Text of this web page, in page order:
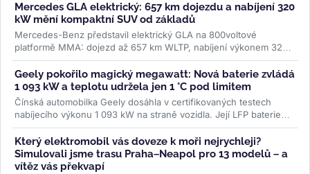
Mercedes GLA elektrický: 657 km dojezdu a nabíjení 320
kW mění kompaktní SUV od základů
Mercedes-Benz představil elektrický GLA na 800voltové
platformě MMA: dojezd až 657 km WLTP, nabíjení výkonem 320
kW a plnění na 80 % za 22...>>
Geely pokořilo magický megawatt: Nová baterie zvládá
1 093 kW a teplotu udržela jen 1 °C pod limitem
Čínská automobilka Geely dosáhla v certifikovaných testech
nabíjecího výkonu 1 093 kW na straně vozidla. Její LFP baterie
Aegis Gold Brick...>>
Který elektromobil vás doveze k moři nejrychleji?
Simulovali jsme trasu Praha–Neapol pro 13 modelů – a
vítěz vás překvapí